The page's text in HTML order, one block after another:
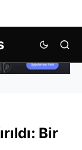
Bir